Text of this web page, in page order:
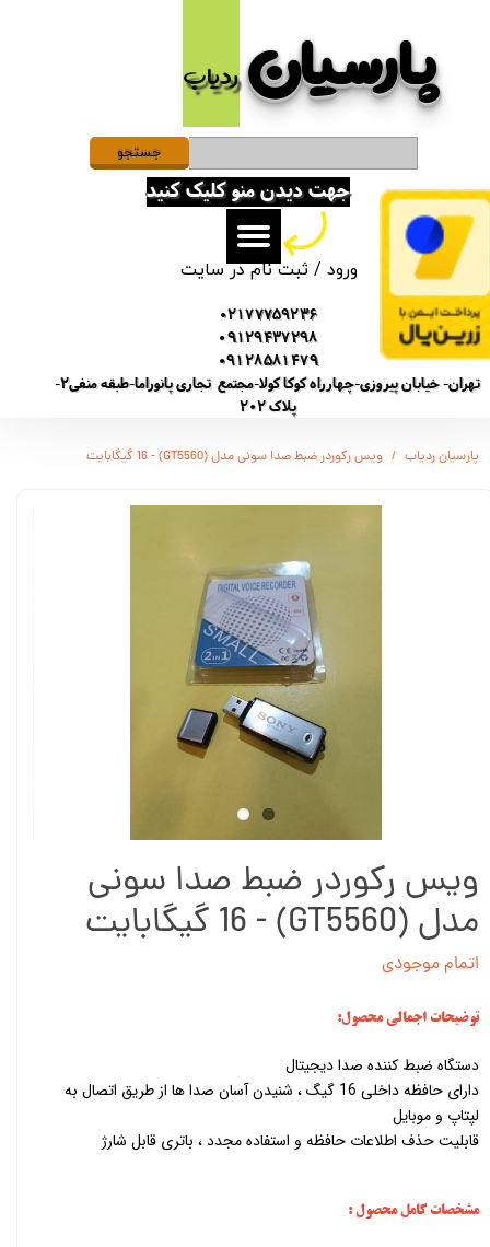
پارسیان​​​​​​​ردیاب
ورود /ثبت نام در سایت
حساب کاربری من
تغییر گذر واژه
سفارشات
خروج از حساب کاربری
02177759236
09129437298
09128581479
تهران- خیابان پیروزی-چهارراه کوکا کولا-مجتمع تجاری پانوراما-طبقه منفی2-
پلاک 202
جهت دیدن منو کلیک کنید
جستجو
پارسیان ردیاب ویس رکوردر ضبط صدا سونی مدل (GT5560) - 16 گیگابایت
ویس رکوردر ضبط صدا سونی
مدل (GT5560) - 16 گیگابایت
اتمام موجودی
توضیحات اجمالی محصول:
دستگاه ضبط کننده صدا دیجیتال
دارای حافظه داخلی 16 گیگ ، شنیدن آسان صدا ها از طریق اتصال به
لپتاپ و موبایل
قابلیت حذف اطلاعات حافظه و استفاده مجدد ، باتری قابل شارژ
مشخصات کامل محصول :